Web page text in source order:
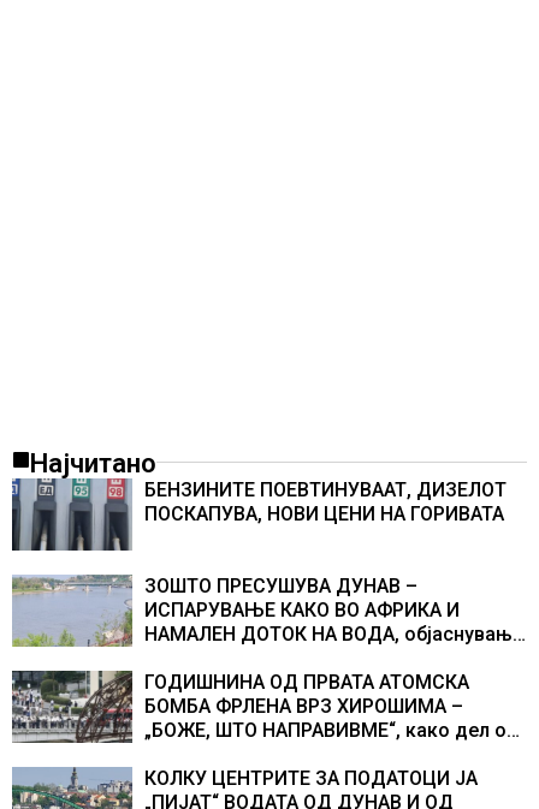
Најчитано
БЕНЗИНИТЕ ПОЕВТИНУВААТ, ДИЗЕЛОТ
ПОСКАПУВА, НОВИ ЦЕНИ НА ГОРИВАТА
ЗОШТО ПРЕСУШУВА ДУНАВ –
ИСПАРУВАЊЕ КАКО ВО АФРИКА И
НАМАЛЕН ДОТОК НА ВОДА, објаснување
ГОДИШНИНА ОД ПРВАТА АТОМСКА
БОМБА ФРЛЕНА ВРЗ ХИРОШИМА –
„БОЖЕ, ШТО НАПРАВИВМЕ“, како дел од
учесниците во бомбардирањето го
доживуваа овој настан што го промени
КОЛКУ ЦЕНТРИТЕ ЗА ПОДАТОЦИ ЈА
„ПИЈАТ“ ВОДАТА ОД ДУНАВ И ОД